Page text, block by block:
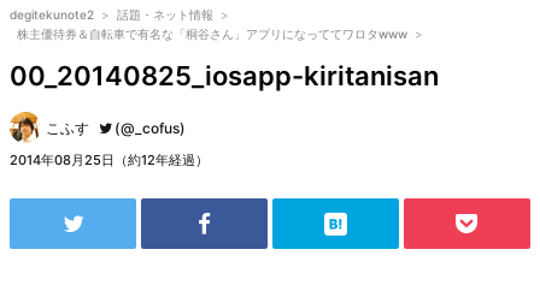
degitekunote2 > 話題・ネット情報
>
株主優待券＆自転車で有名な「桐谷さん」アプリになっててワロタwww >
00_20140825_iosapp-kiritanisan
こふす (@_cofus)
2014年08月25日（約12年経過）